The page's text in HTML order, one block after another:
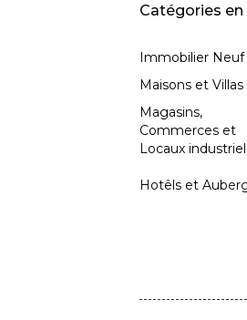
Catégories
Immobilier Neuf
Maisons et Villas
Magasins,
Commerces et
Locaux
Hotêls et